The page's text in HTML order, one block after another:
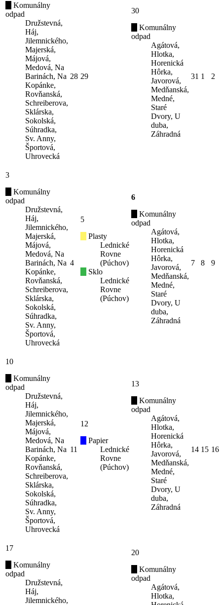
Komunálny
odpad
Družstevná,
Háj,
Jilemnického,
Majerská,
Májová,
Medová, Na
Barinách, Na
Kopánke,
Rovňanská,
Schreiberova,
Sklárska,
Sokolská,
Súhradka,
Sv. Anny,
Športová,
Uhrovecká
28 29
30
Komunálny
odpad
Agátová,
Hlotka,
Horenická
Hôrka,
Javorová,
Medňanská,
Medné,
Staré
Dvory, U
duba,
Záhradná
31 1 2
3
Komunálny
odpad
Družstevná,
Háj,
Jilemnického,
Majerská,
Májová,
Medová, Na
Barinách, Na
Kopánke,
Rovňanská,
Schreiberova,
Sklárska,
Sokolská,
Súhradka,
Sv. Anny,
Športová,
Uhrovecká
4
5
Plasty
Lednické
Rovne
(Púchov)
Sklo
Lednické
Rovne
(Púchov)
6
Komunálny
odpad
Agátová,
Hlotka,
Horenická
Hôrka,
Javorová,
Medňanská,
Medné,
Staré
Dvory, U
duba,
Záhradná
7 8 9
10
Komunálny
odpad
Družstevná,
Háj,
Jilemnického,
Majerská,
Májová,
Medová, Na
Barinách, Na
Kopánke,
Rovňanská,
Schreiberova,
Sklárska,
Sokolská,
Súhradka,
Sv. Anny,
Športová,
Uhrovecká
11
12
Papier
Lednické
Rovne
(Púchov)
13
Komunálny
odpad
Agátová,
Hlotka,
Horenická
Hôrka,
Javorová,
Medňanská,
Medné,
Staré
Dvory, U
duba,
Záhradná
14 15 16
17
Komunálny
odpad
Družstevná,
Háj,
Jilemnického,
20
Komunálny
odpad
Agátová,
Hlotka,